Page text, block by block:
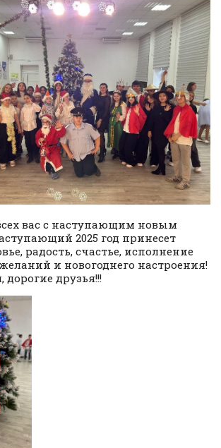
вас с наступающим новым
2025 год принесет
радость, счастье, исполнение
и новогоднего настроения!
друзья!!!